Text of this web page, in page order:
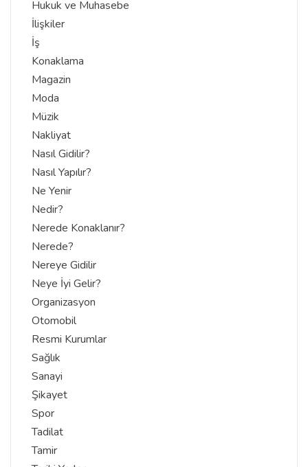
Hukuk ve Muhasebe
İlişkiler
İş
Konaklama
Magazin
Moda
Müzik
Nakliyat
Nasıl Gidilir?
Nasıl Yapılır?
Ne Yenir
Nedir?
Nerede Konaklanır?
Nerede?
Nereye Gidilir
Neye İyi Gelir?
Organizasyon
Otomobil
Resmi Kurumlar
Sağlık
Sanayi
Şikayet
Spor
Tadilat
Tamir